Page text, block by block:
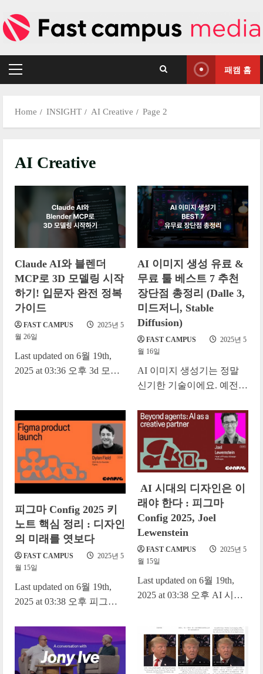
to
content
Primary
패캠 홈
Home INSIGHT AI Creative Page 2
AI Creative
Claude AI와 블렌더
MCP로 3D 모델링 시작
하기! 입문자 완전 정복
가이드
FAST CAMPUS
2025년 5
월 26일
Last updated on 6월 19th,
2025 at 03:36 오후 3d 모델
AI 이미지 생성 유료 &
무료 툴 베스트 7 추천
장단점 총정리 (Dalle 3,
미드저니, Stable
Diffusion)
FAST CAMPUS
2025년 5
월 16일
AI 이미지 생성기는 정말
신기한 기술이에요. 예전에
이제는 AI가 뚝딱 만들어
주거든요. 마치 마법...
피그마 Config 2025 키
노트 핵심 정리 : 디자인
의 미래를 엿보다
FAST CAMPUS
2025년 5
월 15일
Last updated on 6월 19th,
2025 at 03:38 오후 피그마
와 개발자, 크리에이터들이
함께...
AI 시대의 디자인은 이
래야 한다 : 피그마
Config 2025, Joel
Lewenstein
FAST CAMPUS
2025년 5
월 15일
Last updated on 6월 19th,
2025 at 03:38 오후 AI 시대